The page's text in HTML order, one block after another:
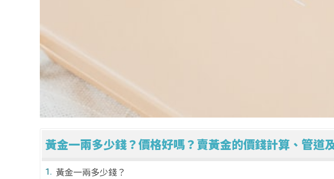
黃金一兩多少錢？價格好嗎？賣黃金的價錢計算、管道
黃金一兩多少錢？